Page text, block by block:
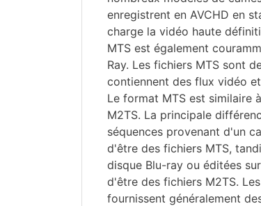
enregistrent en AVCHD en
charge la vidéo haute
MTS est également
Ray. Les fichiers MTS sont
contiennent des flux vidéo
Le format MTS est similaire
M2TS. La principale
séquences provenant d'un
d'être des fichiers MTS,
disque Blu-ray ou éditées
d'être des fichiers M2TS.
fournissent généralement